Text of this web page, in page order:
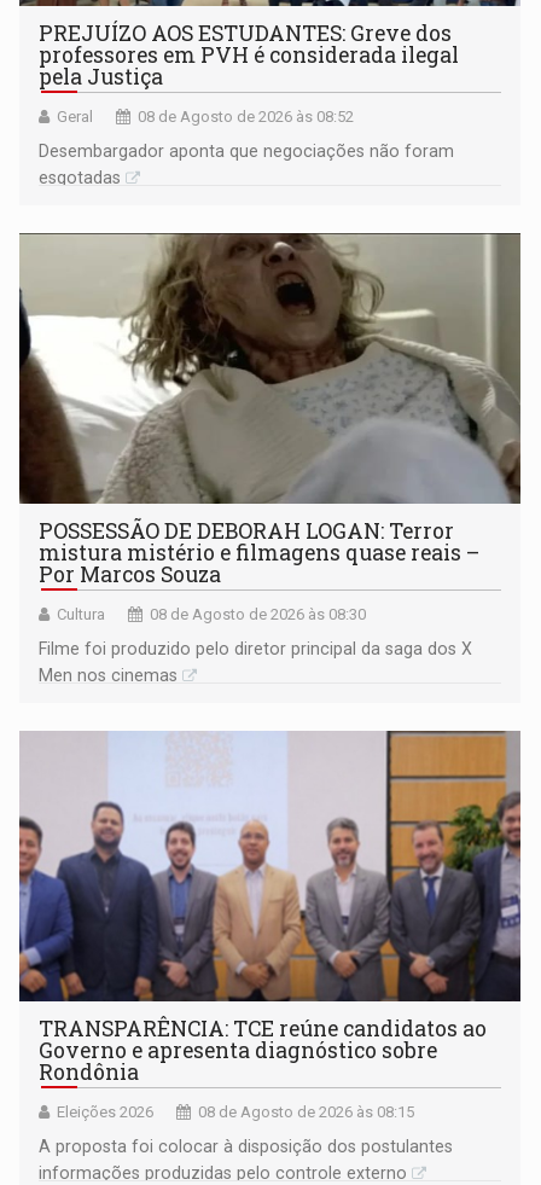
PREJUÍZO AOS ESTUDANTES: Greve dos
professores em PVH é considerada ilegal
pela Justiça
Geral 08 de Agosto de 2026 às 08:52
Desembargador aponta que negociações não foram
esgotadas
POSSESSÃO DE DEBORAH LOGAN: Terror
mistura mistério e filmagens quase reais –
Por Marcos Souza
Cultura 08 de Agosto de 2026 às 08:30
Filme foi produzido pelo diretor principal da saga dos X
Men nos cinemas
TRANSPARÊNCIA: TCE reúne candidatos ao
Governo e apresenta diagnóstico sobre
Rondônia
Eleições 2026 08 de Agosto de 2026 às 08:15
A proposta foi colocar à disposição dos postulantes
informações produzidas pelo controle externo